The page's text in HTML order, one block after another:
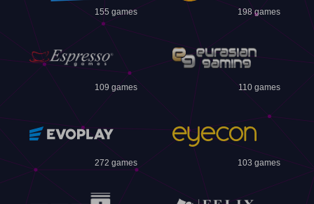
155 games 198 games
109 games 110 games
272 games 103 games